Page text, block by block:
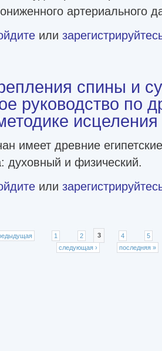
артериального
сосуды [litres]
или
спины и
руководство по
имеет древние
духовный и физический.
укрепления спины и суставов
или
1 2 3 4
5
следующая ›
последняя »